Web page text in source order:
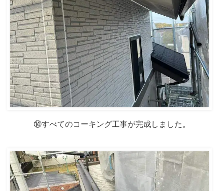
⑭すべてのコーキング工事が完成しました。